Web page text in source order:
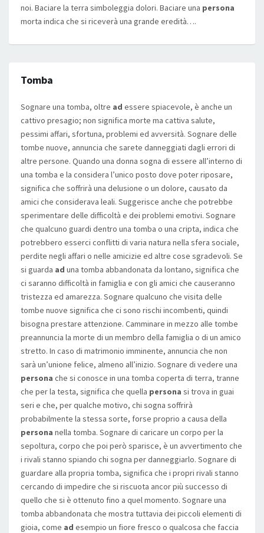
noi. Baciare la terra simboleggia dolori. Baciare una persona
morta indica che si riceverà una grande eredità….
Tomba
Sognare una tomba, oltre ad essere spiacevole, è anche un
cattivo presagio; non significa morte ma cattiva salute,
pessimi affari, sfortuna, problemi ed avversità. Sognare delle
tombe nuove, annuncia che sarete danneggiati dagli errori di
altre persone. Quando una donna sogna di essere all’interno di
una tomba e la considera l’unico posto dove poter riposare,
significa che soffrirà una delusione o un dolore, causato da
amici che considerava leali. Suggerisce anche che potrebbe
sperimentare delle difficoltà e dei problemi emotivi. Sognare
che qualcuno guardi dentro una tomba o una cripta, indica che
potrebbero esserci conflitti di varia natura nella sfera sociale,
perdite negli affari o nelle amicizie ed altre cose sgradevoli. Se
si guarda ad una tomba abbandonata da lontano, significa che
ci saranno difficoltà in famiglia e con gli amici che causeranno
tristezza ed amarezza. Sognare qualcuno che visita delle
tombe nuove significa che ci sono rischi incombenti, quindi
bisogna prestare attenzione. Camminare in mezzo alle tombe
preannuncia la morte di un membro della famiglia o di un amico
stretto. In caso di matrimonio imminente, annuncia che non
sarà un’unione felice, almeno all’inizio. Sognare di vedere una
persona che si conosce in una tomba coperta di terra, tranne
che per la testa, significa che quella persona si trova in guai
seri e che, per qualche motivo, chi sogna soffrirà
probabilmente la stessa sorte, forse proprio a causa della
persona nella tomba. Sognare di caricare un corpo per la
sepoltura, corpo che poi però sparisce, è un avvertimento che
i rivali stanno spiando chi sogna per danneggiarlo. Sognare di
guardare alla propria tomba, significa che i propri rivali stanno
cercando di impedire che si riscuota ancor più successo di
quello che si è ottenuto fino a quel momento. Sognare una
tomba abbandonata che mostra tuttavia dei piccoli elementi di
gioia, come ad esempio un fiore fresco o qualcosa che faccia